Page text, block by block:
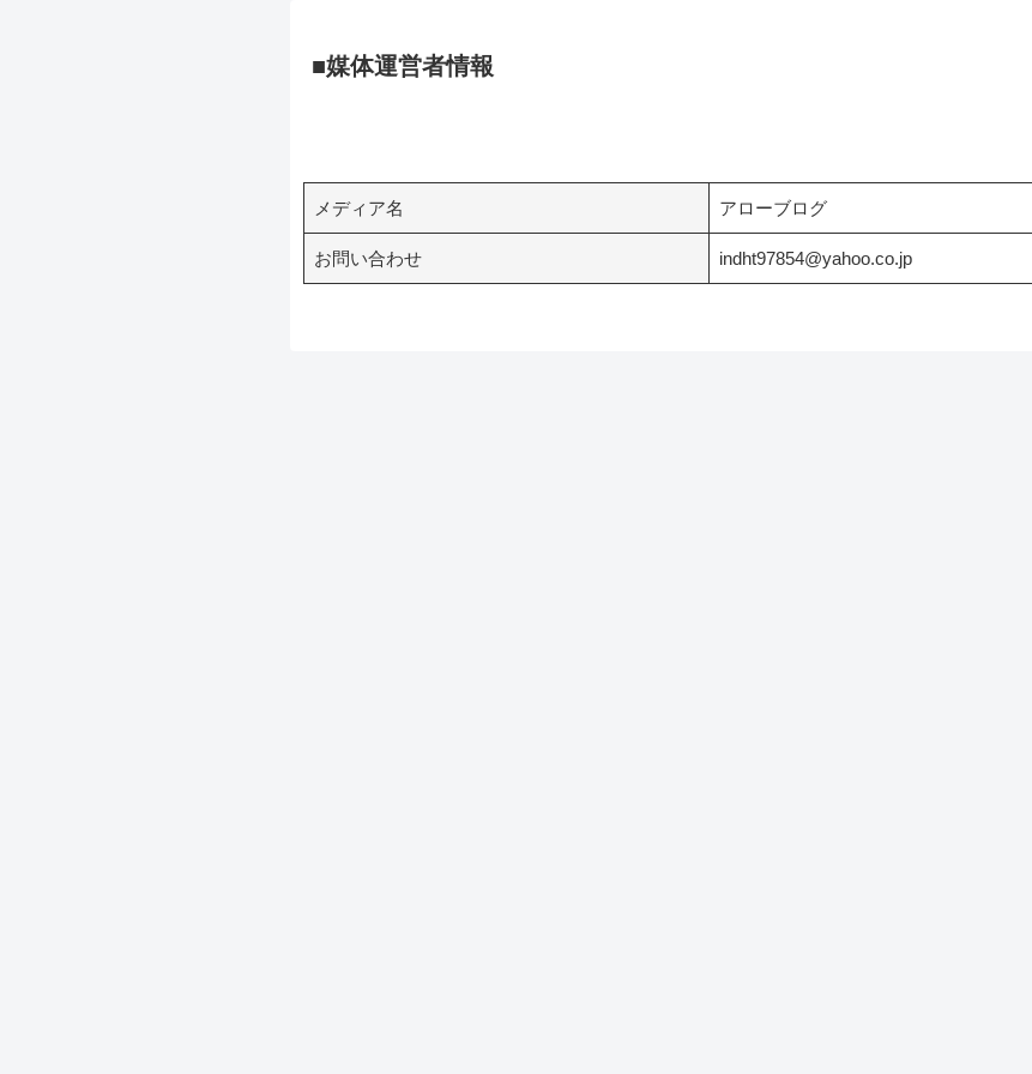
■媒体運営者情報
メディア名 アローブログ
お問い合わせ indht97854@yahoo.co.jp